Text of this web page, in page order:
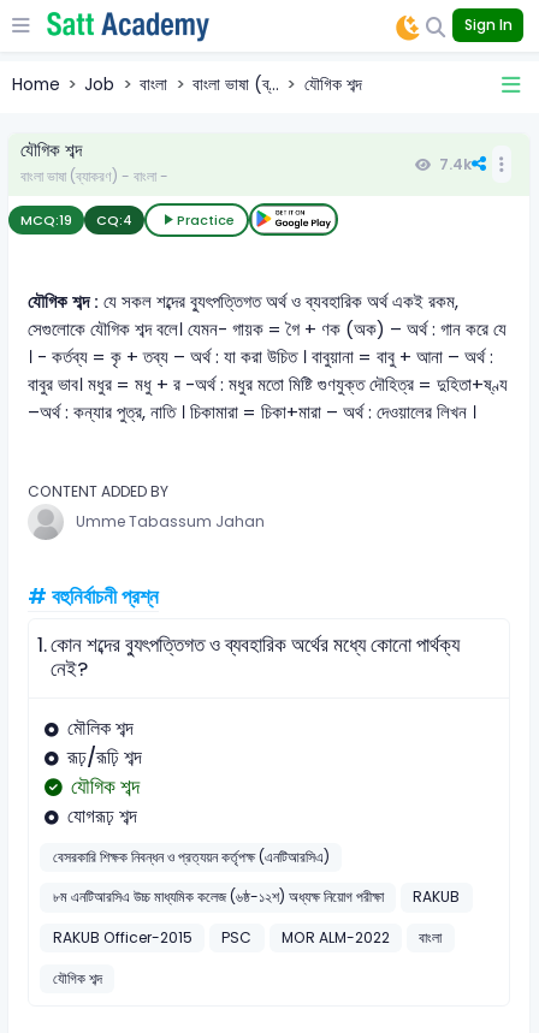
Sign In
Home Job বাংলা বাংলা ভাষা (ব্... যৌগিক শব্দ
যৌগিক শব্দ
বাংলা ভাষা (ব্যাকরণ) - বাংলা -
7.4k
MCQ:19 CQ:4 Practice
যৌগিক শব্দ : যে সকল শব্দের ব্যুৎপত্তিগত অর্থ ও ব্যবহারিক অর্থ একই রকম,
সেগুলোকে যৌগিক শব্দ বলে। যেমন- গায়ক = গৈ + ণক (অক) – অর্থ : গান করে যে
। - কর্তব্য = কৃ + তব্য – অর্থ : যা করা উচিত । বাবুয়ানা = বাবু + আনা – অর্থ :
বাবুর ভাব। মধুর = মধু + র -অর্থ : মধুর মতো মিষ্টি গুণযুক্ত দৌহিত্র = দুহিতা+ষ্ণ্য
–অর্থ : কন্যার পুত্র, নাতি । চিকামারা = চিকা+মারা – অর্থ : দেওয়ালের লিখন ।
CONTENT ADDED BY
Umme Tabassum Jahan
# বহুনির্বাচনী প্রশ্ন
1.কোন শব্দের ব্যুৎপত্তিগত ও ব্যবহারিক অর্থের মধ্যে কোনো পার্থক্য
নেই?
মৌলিক শব্দ
রূঢ়/রূঢ়ি শব্দ
যৌগিক শব্দ
যোগরূঢ় শব্দ
বেসরকারি শিক্ষক নিবন্ধন ও প্রত্যয়ন কর্তৃপক্ষ (এনটিআরসিএ)
৮ম এনটিআরসিএ উচ্চ মাধ্যমিক কলেজ (৬ষ্ঠ-১২শ) অধ্যক্ষ নিয়োগ পরীক্ষা
RAKUB
RAKUB Officer-2015
PSC MOR ALM-2022
বাংলা
যৌগিক শব্দ